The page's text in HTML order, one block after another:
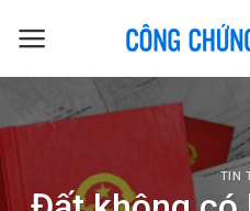
TIN